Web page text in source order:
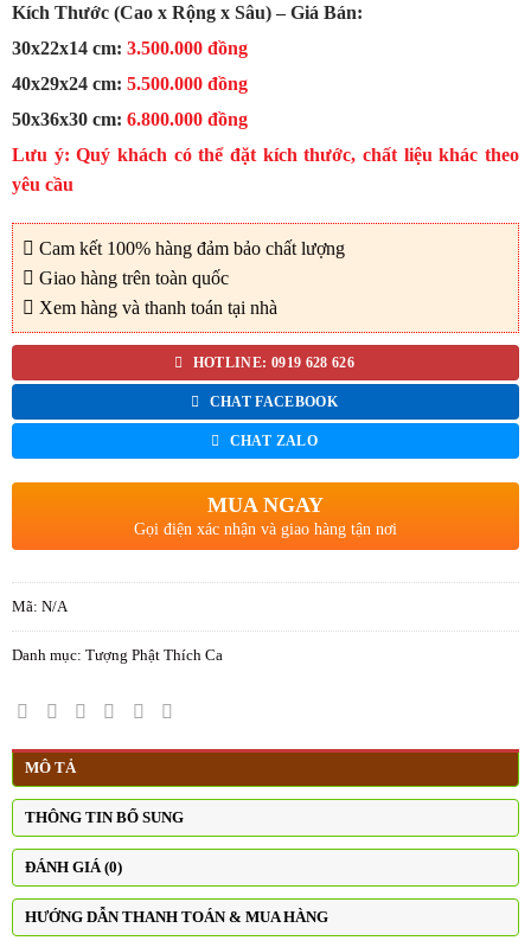
Kích Thước (Cao x Rộng x Sâu) – Giá Bán:
30x22x14 cm: 3.500.000 đồng
40x29x24 cm: 5.500.000 đồng
50x36x30 cm: 6.800.000 đồng
Lưu ý: Quý khách có thể đặt kích thước, chất liệu khác theo
yêu cầu
Cam kết 100% hàng đảm bảo chất lượng
Giao hàng trên toàn quốc
Xem hàng và thanh toán tại nhà
HOTLINE: 0919 628 626
CHAT FACEBOOK
CHAT ZALO
MUA NGAY
Gọi điện xác nhận và giao hàng tận nơi
Mã: N/A
Danh mục: Tượng Phật Thích Ca
MÔ TẢ
THÔNG TIN BỔ SUNG
ĐÁNH GIÁ (0)
HƯỚNG DẪN THANH TOÁN & MUA HÀNG